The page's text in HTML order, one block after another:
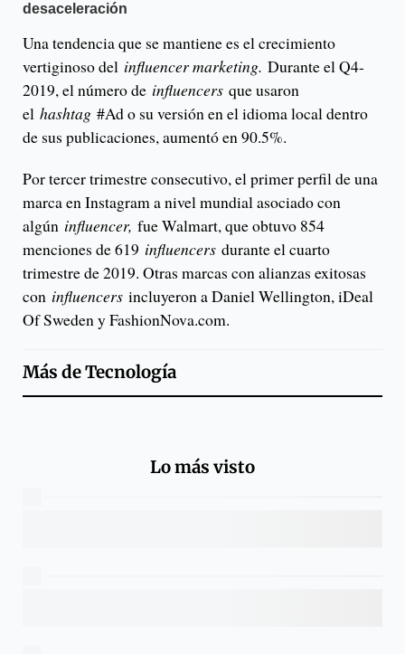
desaceleración
Una tendencia que se mantiene es el crecimiento
vertiginoso del influencer marketing. Durante el Q4-
2019, el número de influencers que usaron
el hashtag #Ad o su versión en el idioma local dentro
de sus publicaciones, aumentó en 90.5%.
Por tercer trimestre consecutivo, el primer perfil de una
marca en Instagram a nivel mundial asociado con
algún influencer, fue Walmart, que obtuvo 854
menciones de 619 influencers durante el cuarto
trimestre de 2019. Otras marcas con alianzas exitosas
con influencers incluyeron a Daniel Wellington, iDeal
Of Sweden y FashionNova.com.
Más deTecnología
Lo más visto